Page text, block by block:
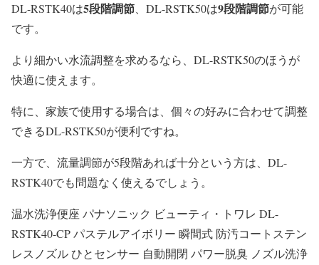
DL-RSTK40は5段階調節、DL-RSTK50は9段階調節が可能
です。
より細かい水流調整を求めるなら、DL-RSTK50のほうが
快適に使えます。
特に、家族で使用する場合は、個々の好みに合わせて調整
できるDL-RSTK50が便利ですね。
一方で、流量調節が5段階あれば十分という方は、DL-
RSTK40でも問題なく使えるでしょう。
温水洗浄便座 パナソニック ビューティ・トワレ DL-
RSTK40-CP パステルアイボリー 瞬間式 防汚コートステン
レスノズル ひとセンサー 自動開閉 パワー脱臭 ノズル洗浄